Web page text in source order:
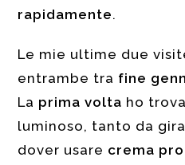
rapidamente.
Le mie ultime due
entrambe tra fine
La prima volta ho
luminoso, tanto da
dover usare crema